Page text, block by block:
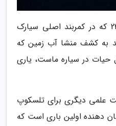
مطالعه دنباله دار 238P/Read که در کمربند اصلی سیارک
به کشف منشا آب زمین که
در سیاره ماست، یاری
علمی دیگری برای تلسکوپ
دهنده اولین باری است که